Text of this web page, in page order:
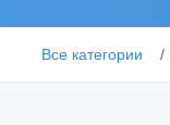
Все категории